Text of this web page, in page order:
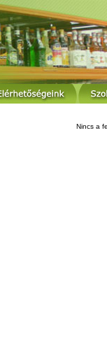
Nincs a